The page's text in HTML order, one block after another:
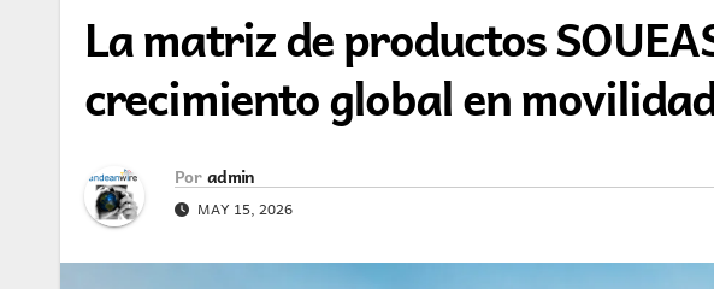
La matriz de productos
crecimiento global en
Por admin
MAY 15, 2026